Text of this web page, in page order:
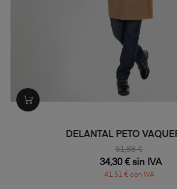
DELANTAL PETO
51,88 €
34,30 € sin IVA
41,51 € con IVA